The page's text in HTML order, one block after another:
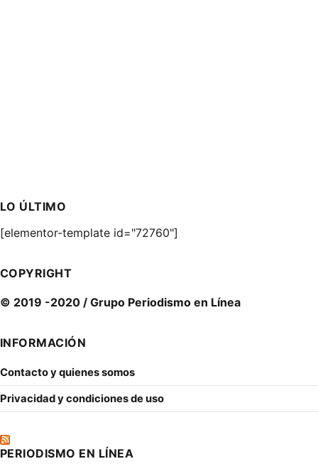
LO ÚLTIMO
[elementor-template id="72760"]
COPYRIGHT
© 2019 -2020 / Grupo Periodismo en Línea
INFORMACIÓN
Contacto y quienes somos
Privacidad y condiciones de uso
PERIODISMO EN LÍNEA